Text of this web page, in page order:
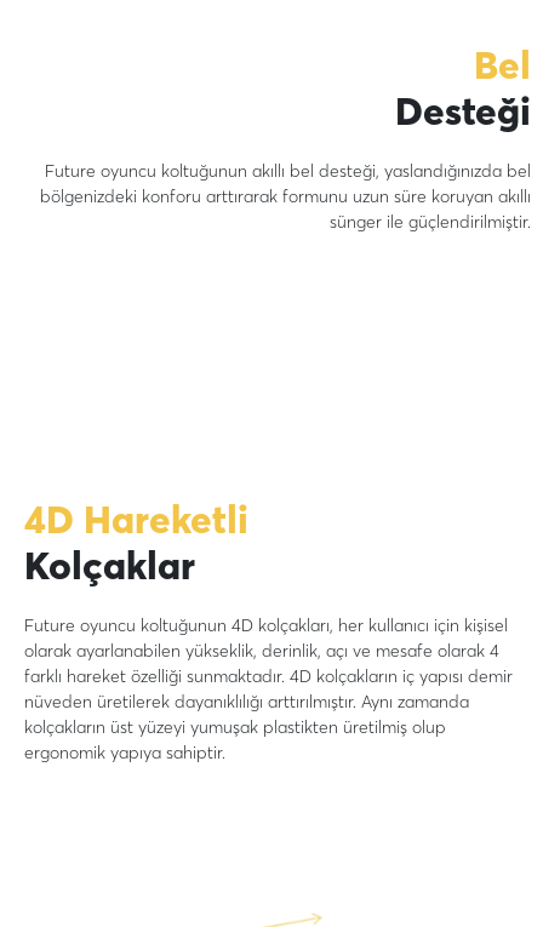
Bel
Desteği
Future oyuncu koltuğunun akıllı bel desteği, yaslandığınızda bel
bölgenizdeki konforu arttırarak formunu uzun süre koruyan akıllı
sünger ile güçlendirilmiştir.
4D Hareketli
Kolçaklar
Future oyuncu koltuğunun 4D kolçakları, her kullanıcı için kişisel
olarak ayarlanabilen yükseklik, derinlik, açı ve mesafe olarak 4
farklı hareket özelliği sunmaktadır. 4D kolçakların iç yapısı demir
nüveden üretilerek dayanıklılığı arttırılmıştır. Aynı zamanda
kolçakların üst yüzeyi yumuşak plastikten üretilmiş olup
ergonomik yapıya sahiptir.